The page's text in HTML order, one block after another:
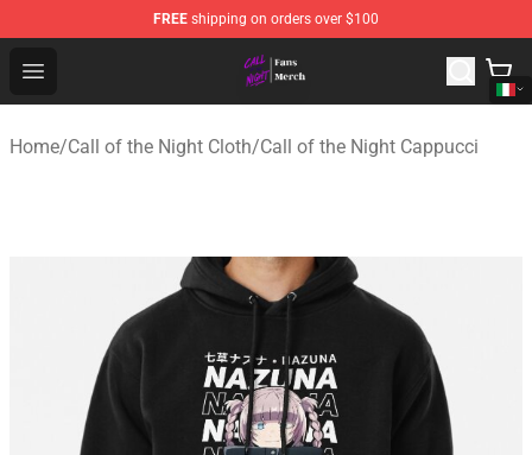
FREE shipping on orders over $100
Open menu
Call of the Night Store - Official Call of the Night
Home/Call of the Night Cloth/Call of the Night Cappucci